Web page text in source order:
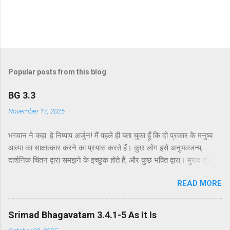
Popular posts from this blog
BG 3.3
November 17, 2025
भगवान ने कहा: हे निष्पाप अर्जुन! मैं पहले ही बता चुका हूँ कि दो प्रकार के मनुष्य
आत्मा का साक्षात्कार करने का प्रयास करते हैं। कुछ लोग इसे अनुभवजन्य,
दार्शनिक चिंतन द्वारा समझने के इच्छुक होते हैं, और कुछ भक्ति द्वारा। मुराद दूसरे
कर्मयोग या बुद्धियोग। इस श्लोक में भगवान इसे और भी स्पष्ट रूप से समझाते हैं।
सांख्ययोग, अर्थात् आत्मा और पदार्थ की प्रकृति का विश्लेषणात्मक अध्ययन, उन
लोगों के लिए विषय है जो प्रयोगात्मक ज्ञान और दर्शन द्वारा अनुमान लगाने और
समझने के इच्छुक हैं। दूसरे वर्ग के लोग कृष्णभावनामृत में कर्म करते हैं, जैसा कि
READ MORE
Srimad Bhagavatam 3.4.1-5 As It Is